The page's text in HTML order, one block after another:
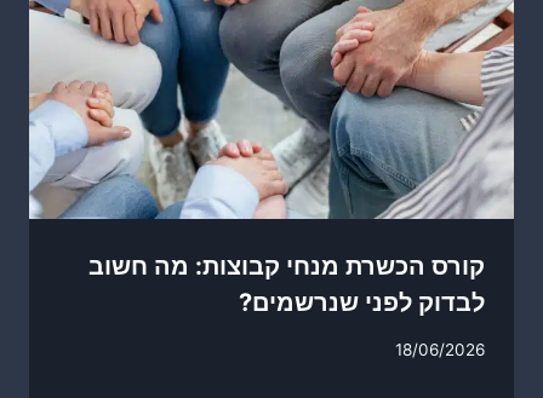
קורס הכשרת מנחי קבוצות: מה חשוב
לבדוק לפני שנרשמים?
18/06/2026